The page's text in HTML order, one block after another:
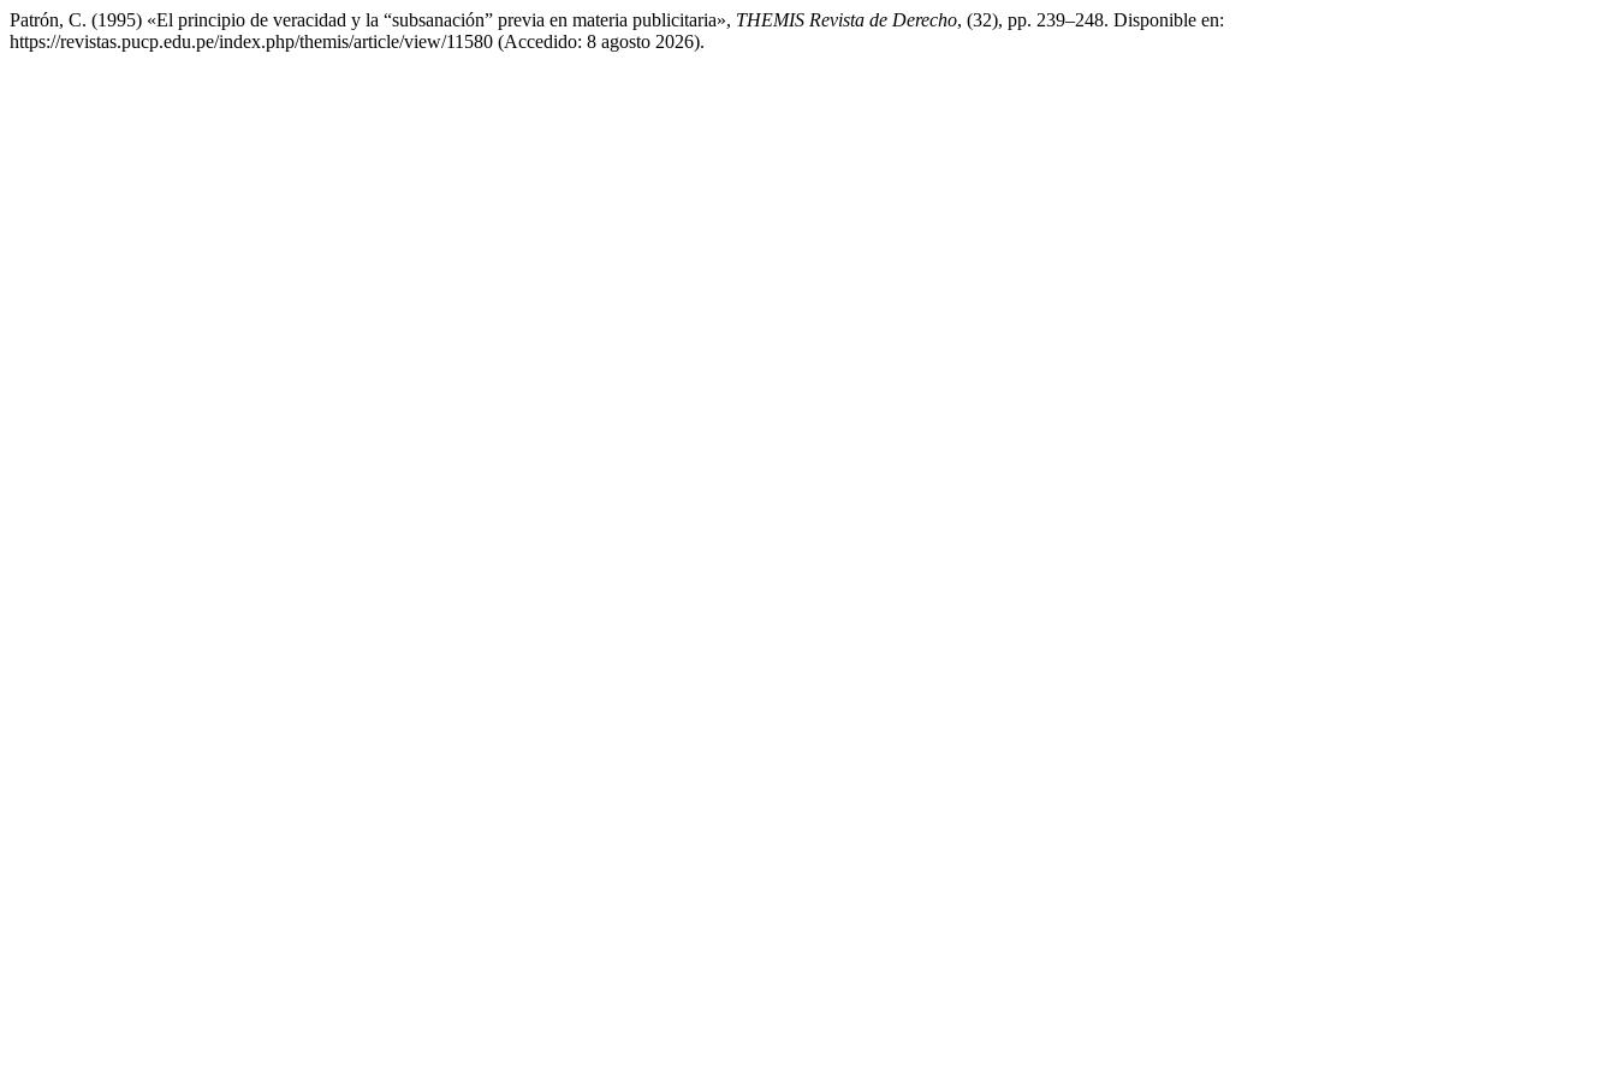
Patrón, C. (1995) «El principio de veracidad y la “subsanación” previa en materia publicitaria», THEMIS Revista de Derecho, (32), pp. 239–248. Disponible en:
https://revistas.pucp.edu.pe/index.php/themis/article/view/11580 (Accedido: 8 agosto 2026).